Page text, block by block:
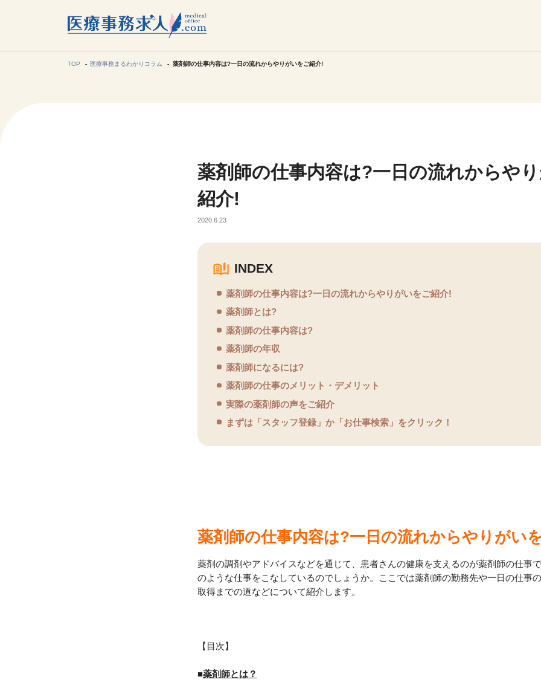
TOP 医療事務まるわかりコラム 薬剤師の仕事内容は?一日の流れからやりがいをご紹介!
薬剤師の仕事内容は?一日の流れからや
紹介!
2020.6.23
INDEX
薬剤師の仕事内容は?一日の流れからやりがいをご紹介!
薬剤師とは?
薬剤師の仕事内容は?
薬剤師の年収
薬剤師になるには?
薬剤師の仕事のメリット・デメリット
実際の薬剤師の声をご紹介
まずは「スタッフ登録」か「お仕事検索」をクリック！
薬剤師の仕事内容は?一日の流れからやりがい
薬剤の調剤やアドバイスなどを通じて、患者さんの健康を支えるのが薬剤師の仕事
のような仕事をこなしているのでしょうか。ここでは薬剤師の勤務先や一日の仕事
取得までの道などについて紹介します。
【目次】
■薬剤師とは？
甲信越・北陸 中国・四国
九州・沖縄